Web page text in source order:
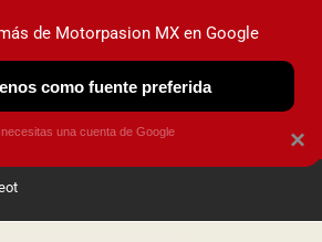
HOY NO CIRCULA
×
de Motorpasion MX en Google
como fuente preferida
una cuenta de Google